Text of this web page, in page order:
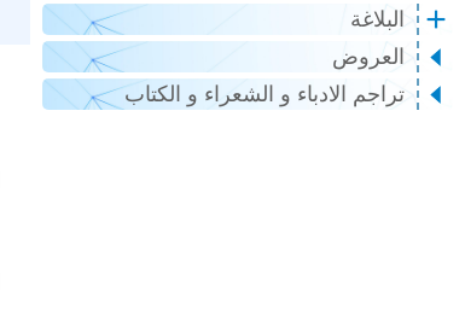
البلاغة
العروض
تراجم الادباء و الشعراء و الكتاب